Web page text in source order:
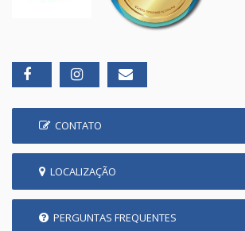
CONTATO
LOCALIZAÇÃO
PERGUNTAS FREQUENTES